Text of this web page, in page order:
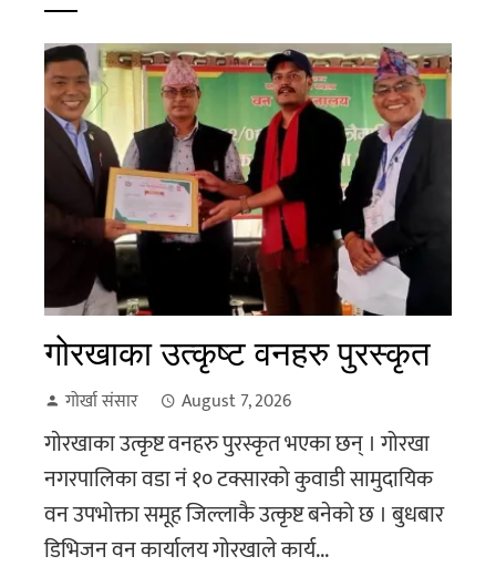
गाेरखाका उत्कृष्ट वनहरु पुरस्कृत
गोर्खा संसार August 7, 2026
गाेरखाका उत्कृष्ट वनहरु पुरस्कृत भएका छन् । गोरखा
नगरपालिका वडा नं १० टक्सारको कुवाडी सामुदायिक
वन उपभोक्ता समूह जिल्लाकै उत्कृष्ट बनेको छ । बुधबार
डिभिजन वन कार्यालय गोरखाले कार्य...